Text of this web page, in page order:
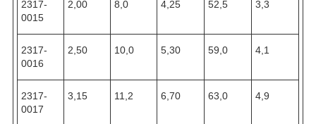
2317-
0015
2,00 8,0 4,25 52,5 3,3
2317-
0016
2,50 10,0 5,30 59,0 4,1
2317-
0017
3,15 11,2 6,70 63,0 4,9